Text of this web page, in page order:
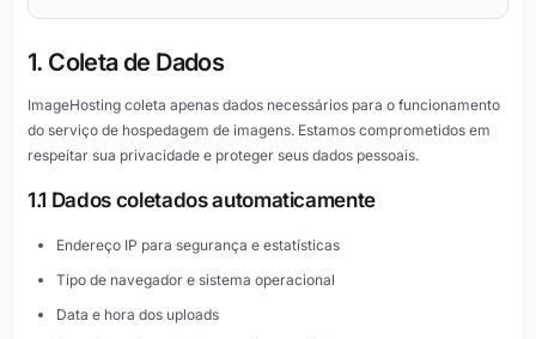
1. Coleta de Dados
ImageHosting coleta apenas dados necessários para o funcionamento
do serviço de hospedagem de imagens. Estamos comprometidos em
respeitar sua privacidade e proteger seus dados pessoais.
1.1 Dados coletados automaticamente
Endereço IP para segurança e estatísticas
Tipo de navegador e sistema operacional
Data e hora dos uploads